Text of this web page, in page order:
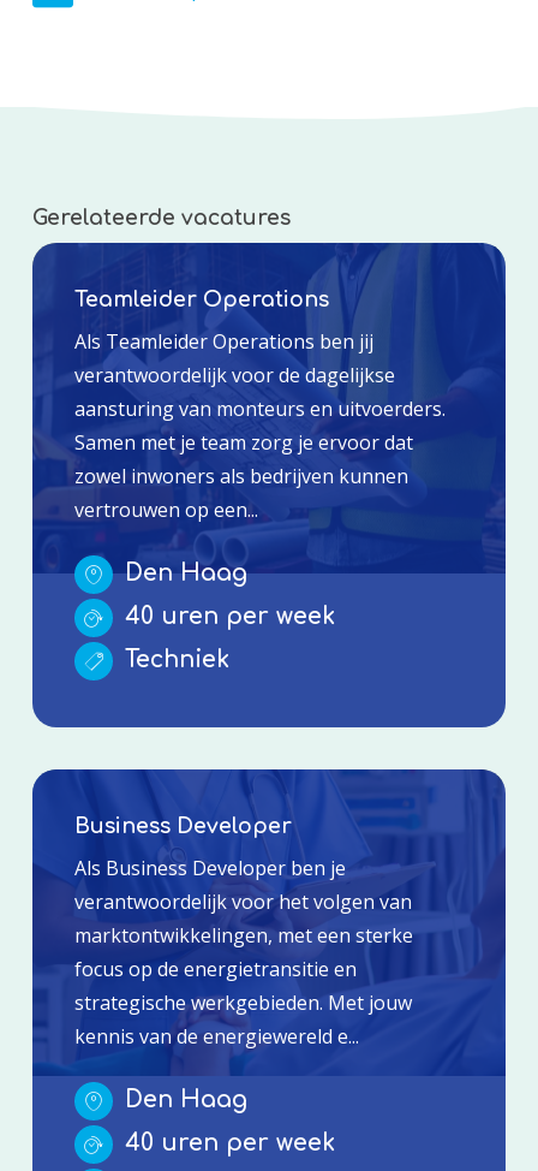
Gerelateerde vacatures
Teamleider Operations
Als Teamleider Operations ben jij
verantwoordelijk voor de dagelijkse
aansturing van monteurs en uitvoerders.
Samen met je team zorg je ervoor dat
zowel inwoners als bedrijven kunnen
vertrouwen op een...
Den Haag
40 uren per week
Techniek
Business Developer
Als Business Developer ben je
verantwoordelijk voor het volgen van
marktontwikkelingen, met een sterke
focus op de energietransitie en
strategische werkgebieden. Met jouw
kennis van de energiewereld e...
Den Haag
40 uren per week